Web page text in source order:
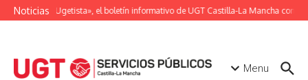
Saltar al contenido
Noticias
«Unión Ugetista», el boletín informativo de UGT Castilla-La Mancha con
Menu